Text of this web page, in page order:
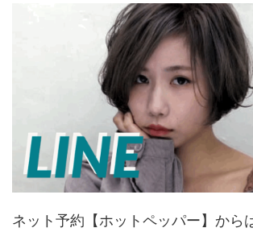
ネット予約【ホットペッパー】から